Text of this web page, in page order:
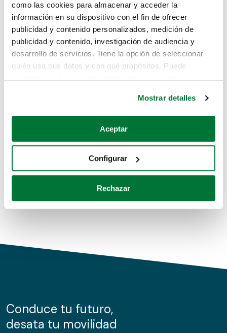
como las cookies para almacenar y acceder la
información en su dispositivo con el fin de ofrecer
publicidad y contenido personalizados, medición de
publicidad y contenido, investigación de audiencia y
desarrollo de servicios. Tiene la opción de seleccionar
quién usa sus datos y con qué propósitos. Puede
Si lo permite, también quisiéramos:
Recopilar información sobre su ubicación geográfica
Identificar su dispositivo analizándolo activamente
para buscar características específicas (huellas
Obtenga más información sobre cómo se procesan sus
de cookies.
información sobre el uso que haga del sitio web con
nuestros partners de redes sociales, publicidad y análisis
Mostrar detalles
Aceptar
Configurar
Rechazar
Lo sentimos, no sabemos como
te hemos traido hasta aquí.
Pero puedes encontrar el coche que estás
buscando en alguno de estos enlaces:
Coches de segunda mano
Coches de km0
Conduce tu futuro,
desata tu movilidad